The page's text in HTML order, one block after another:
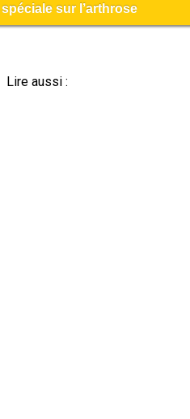
spéciale sur l’arthrose
Lire aussi :